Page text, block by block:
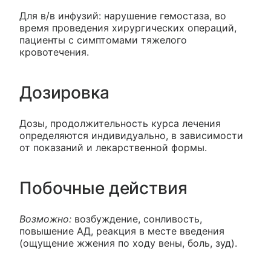
Для в/в инфузий: нарушение гемостаза, во
время проведения хирургических операций,
пациенты с симптомами тяжелого
кровотечения.
Дозировка
Дозы, продолжительность курса лечения
определяются индивидуально, в зависимости
от показаний и лекарственной формы.
Побочные действия
Возможно: возбуждение, сонливость,
повышение АД, реакция в месте введения
(ощущение жжения по ходу вены, боль, зуд).